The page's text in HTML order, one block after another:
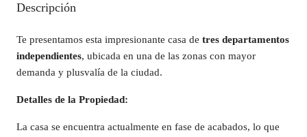
Descripción
Te presentamos esta impresionante casa de tres departamentos
independientes, ubicada en una de las zonas con mayor
demanda y plusvalía de la ciudad.
Detalles de la Propiedad:
La casa se encuentra actualmente en fase de acabados, lo que